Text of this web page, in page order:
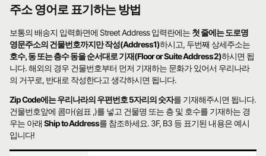
주소 영어로 표기하는 방법
보통의 배송지 입력화면에 Street Address 입력란에는 첫 줄에는 도로명
영문주소의 건물번호까지만 작성(Address1)하시고, 두번째 상세주소는
호수, 동 또는 층수 동을 순서대로 기재(Floor or Suite Address2)하시면 됩
니다. 해외의 경우 건물번호부터 먼저 기재하는 문화가 있어서 우리나라
의 거꾸로, 반대로 작성한다고 생각하시면 됩니다.
Zip Code에는 우리나라의 우편번호 5자리의 숫자를 기재해주시면 됩니다.
건물번호앞에 콤마(쉼표 ,)를 넣고 건물명 또는 층 및 호수를 기재하는 경
우는 아래Ship to Address를 참조하세요. 3F, B3 등 표기된 내용은 예시
입니다!